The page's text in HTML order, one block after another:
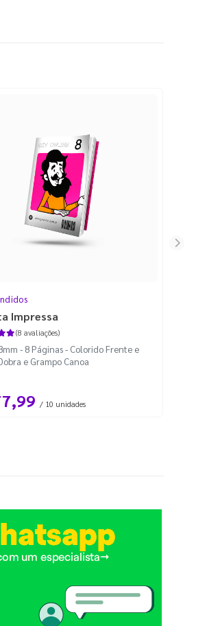
Impressa
(8 avaliações)
- 8 Páginas - Colorido Frente e
e Grampo Canoa
/ 10 unidades